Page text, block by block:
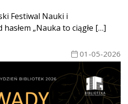
Festiwal Nauki i
„Nauka to ciągłe […]
01-05-2026